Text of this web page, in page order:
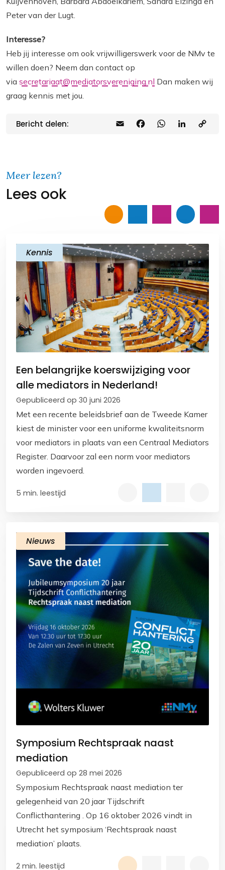
Peter van der Lugt.
Interesse?
Heb jij interesse om ook vrijwilligerswerk voor de NMv te
willen doen? Neem dan contact op
via secretariaat@mediatorsvereniging.nl Dan maken wij
graag kennis met jou.
Bericht delen:
o
o
A
p
d
I
i
n
Meer lezen?
Lees ook
Kennis
Een belangrijke koerswijziging voor
alle mediators in Nederland!
Gepubliceerd op 30 juni 2026
Met een recente beleidsbrief aan de Tweede Kamer
kiest de minister voor een uniforme kwaliteitsnorm
voor mediators in plaats van een Centraal Mediators
Register. Daarvoor zal een norm voor mediators
worden ingevoerd.
5 min. leestijd
Nieuws
Symposium Rechtspraak naast
mediation
Gepubliceerd op 28 mei 2026
Symposium Rechtspraak naast mediation ter
gelegenheid van 20 jaar Tijdschrift
Conflicthantering . Op 16 oktober 2026 vindt in
Utrecht het symposium ‘Rechtspraak naast
mediation’ plaats.
2 min. leestijd